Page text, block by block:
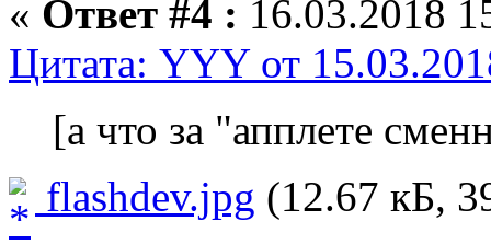
« Ответ #4 : 16.03.2018
Цитата: YYY от
[а что за "апплете
flashdev.jpg (12.67 кБ,